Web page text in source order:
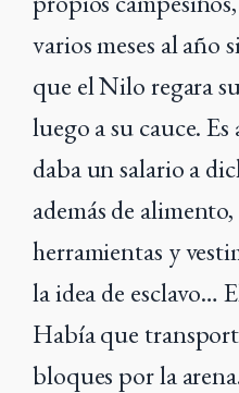
varios meses al año
que el Nilo regara
luego a su cauce.
daba un salario a
además de
herramientas y
la idea de esclavo…
Había que
bloques por la